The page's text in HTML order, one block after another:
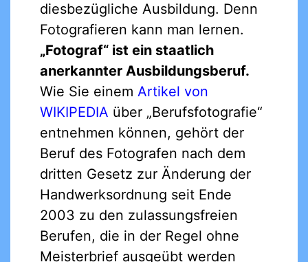
diesbezügliche Ausbildung. Denn
Fotografieren kann man lernen.
„Fotograf“ ist ein staatlich
anerkannter Ausbildungsberuf.
Wie Sie einem Artikel von
WIKIPEDIA über „Berufsfotografie“
entnehmen können, gehört der
Beruf des Fotografen nach dem
dritten Gesetz zur Änderung der
Handwerksordnung seit Ende
2003 zu den zulassungsfreien
Berufen, die in der Regel ohne
Meisterbrief ausgeübt werden